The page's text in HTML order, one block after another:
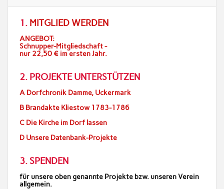
1. MITGLIED WERDEN
ANGEBOT:
Schnupper-Mitgliedschaft -
nur 22,50 € im ersten Jahr.
2. PROJEKTE UNTERSTÜTZEN
A Dorfchronik Damme, Uckermark
B Brandakte Kliestow 1783-1786
C Die Kirche im Dorf lassen
D Unsere Datenbank-Projekte
3. SPENDEN
für unsere oben genannte Projekte bzw. unseren Verein
allgemein.